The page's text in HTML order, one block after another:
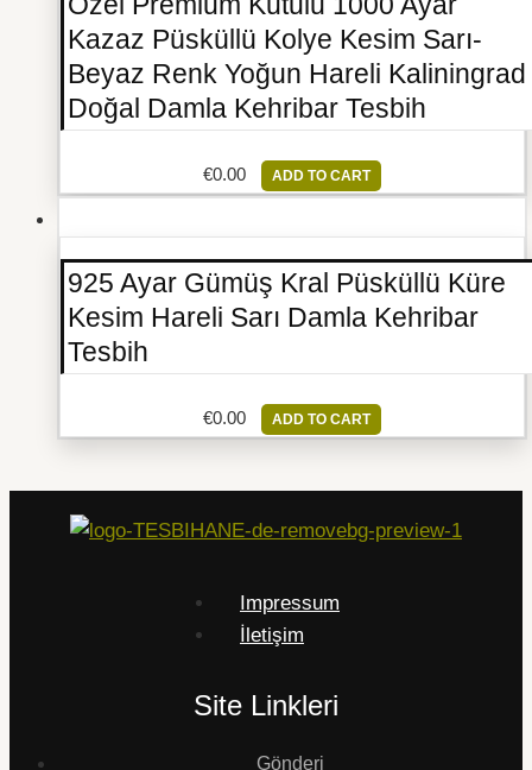
Kazaz Püsküllü Kolye Kesim Sarı-
Beyaz Renk Yoğun Hareli Kaliningrad
Doğal Damla Kehribar Tesbih
€0.00 ADD TO CART
925 Ayar Gümüş Kral Püsküllü Küre
Kesim Hareli Sarı Damla Kehribar
Tesbih
€0.00 ADD TO CART
Impressum
İletişim
Site Linkleri
Gönderi